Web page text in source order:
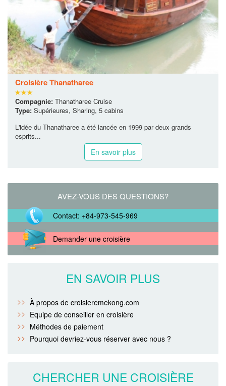
Croisière Thanatharee
Compagnie: Thanatharee Cruise
Type: Supérieures, Sharing, 5 cabins
L'idée du Thanatharee a été lancée en 1999 par deux grands
esprits...
En savoir plus
AVEZ-VOUS DES QUESTIONS?
Contact: +84-973-545-969
Demander une croisière
EN SAVOIR PLUS
À propos de croisieremekong.com
Equipe de conseiller en croisière
Méthodes de paiement
Pourquoi devriez-vous réserver avec nous ?
CHERCHER UNE CROISIÈRE